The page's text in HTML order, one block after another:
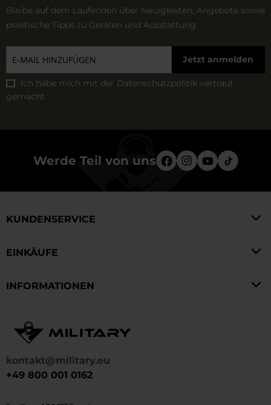
Bleibe auf dem Laufenden über Neuigkeiten, Angebote sowie
praktische Tipps zu Geräten und Ausstattung
Jetzt anmelden
Ich habe mich mit der Datenschutzpolitik vertraut
gemacht
Werde Teil von uns
kontakt@military.eu
+49 800 001 0162
KUNDENSERVICE
EINKÄUFE
INFORMATIONEN